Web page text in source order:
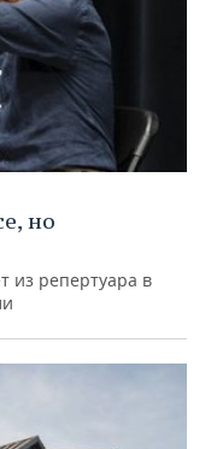
но
из репертуара в